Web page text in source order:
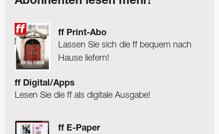
ff Print-Abo
Lassen Sie sich die ff bequem nach
Hause liefern!
ff Digital/Apps
Lesen Sie die ff als digitale Ausgabe!
ff E-Paper